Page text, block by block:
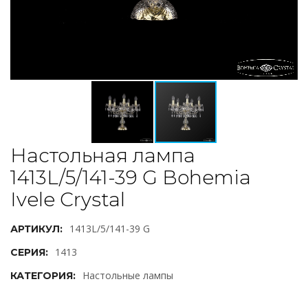
Настольная лампа
1413L/5/141-39 G Bohemia
Ivele Crystal
АРТИКУЛ: 1413L/5/141-39 G
СЕРИЯ: 1413
КАТЕГОРИЯ: Настольные лампы